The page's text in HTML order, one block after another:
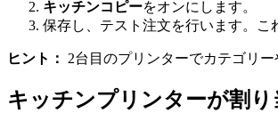
キッチンコピーをオンにします。
保存し、テスト注文を行います。こ
ヒント： 2台目のプリンターでカテゴリ
キッチンプリンターが割